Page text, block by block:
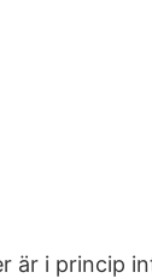
är i princip